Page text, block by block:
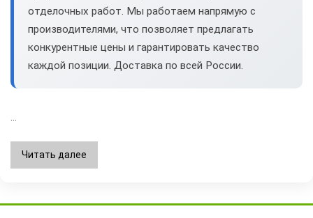
отделочных работ. Мы работаем напрямую с
производителями, что позволяет предлагать
конкурентные цены и гарантировать качество
каждой позиции. Доставка по всей России.
Читать далее